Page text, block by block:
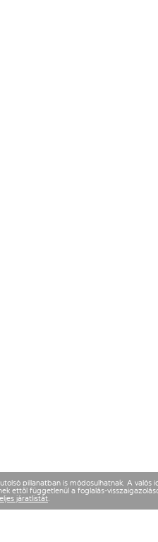
pillanatban is módosulhatnak. A
ettől függetlenül a foglalás-
járatlistát.